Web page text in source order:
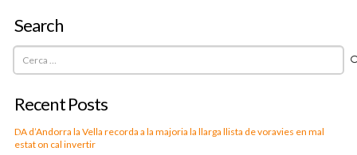
Search
Cerca:
Recent Posts
DA d’Andorra la Vella recorda a la majoria la llarga llista de voravies en mal
estat on cal invertir